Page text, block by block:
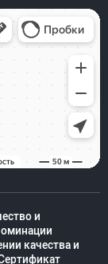
и
качества и